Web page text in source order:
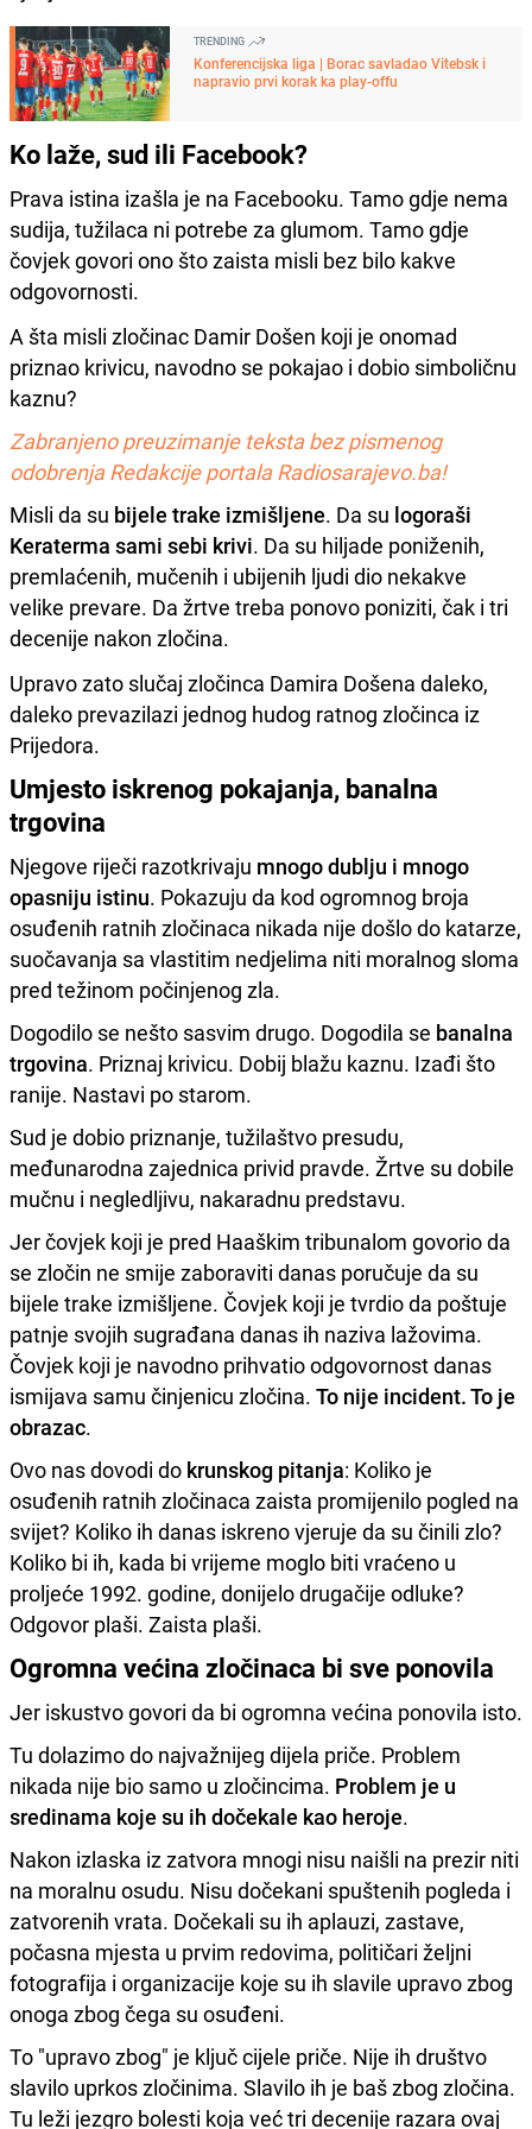
TRENDING
Konferencijska liga | Borac savladao Vitebsk i
napravio prvi korak ka play-offu
Ko laže, sud ili Facebook?
Prava istina izašla je na Facebooku. Tamo gdje nema
sudija, tužilaca ni potrebe za glumom. Tamo gdje
čovjek govori ono što zaista misli bez bilo kakve
odgovornosti.
A šta misli zločinac Damir Došen koji je onomad
priznao krivicu, navodno se pokajao i dobio simboličnu
kaznu?
Zabranjeno preuzimanje teksta bez pismenog
odobrenja Redakcije portala Radiosarajevo.ba!
Misli da su bijele trake izmišljene. Da su logoraši
Keraterma sami sebi krivi. Da su hiljade poniženih,
premlaćenih, mučenih i ubijenih ljudi dio nekakve
velike prevare. Da žrtve treba ponovo poniziti, čak i tri
decenije nakon zločina.
Upravo zato slučaj zločinca Damira Došena daleko,
daleko prevazilazi jednog hudog ratnog zločinca iz
Prijedora.
Umjesto iskrenog pokajanja, banalna
trgovina
Njegove riječi razotkrivaju mnogo dublju i mnogo
opasniju istinu. Pokazuju da kod ogromnog broja
osuđenih ratnih zločinaca nikada nije došlo do katarze,
suočavanja sa vlastitim nedjelima niti moralnog sloma
pred težinom počinjenog zla.
Dogodilo se nešto sasvim drugo. Dogodila se banalna
trgovina. Priznaj krivicu. Dobij blažu kaznu. Izađi što
ranije. Nastavi po starom.
Sud je dobio priznanje, tužilaštvo presudu,
međunarodna zajednica privid pravde. Žrtve su dobile
mučnu i negledljivu, nakaradnu predstavu.
Jer čovjek koji je pred Haaškim tribunalom govorio da
se zločin ne smije zaboraviti danas poručuje da su
bijele trake izmišljene. Čovjek koji je tvrdio da poštuje
patnje svojih sugrađana danas ih naziva lažovima.
Čovjek koji je navodno prihvatio odgovornost danas
ismijava samu činjenicu zločina. To nije incident. To je
obrazac.
Ovo nas dovodi do krunskog pitanja: Koliko je
osuđenih ratnih zločinaca zaista promijenilo pogled na
svijet? Koliko ih danas iskreno vjeruje da su činili zlo?
Koliko bi ih, kada bi vrijeme moglo biti vraćeno u
proljeće 1992. godine, donijelo drugačije odluke?
Odgovor plaši. Zaista plaši.
Ogromna većina zločinaca bi sve ponovila
Jer iskustvo govori da bi ogromna većina ponovila isto.
Tu dolazimo do najvažnijeg dijela priče. Problem
nikada nije bio samo u zločincima. Problem je u
sredinama koje su ih dočekale kao heroje.
Nakon izlaska iz zatvora mnogi nisu naišli na prezir niti
na moralnu osudu. Nisu dočekani spuštenih pogleda i
zatvorenih vrata. Dočekali su ih aplauzi, zastave,
počasna mjesta u prvim redovima, političari željni
fotografija i organizacije koje su ih slavile upravo zbog
onoga zbog čega su osuđeni.
To "upravo zbog" je ključ cijele priče. Nije ih društvo
slavilo uprkos zločinima. Slavilo ih je baš zbog zločina.
Tu leži jezgro bolesti koja već tri decenije razara ovaj